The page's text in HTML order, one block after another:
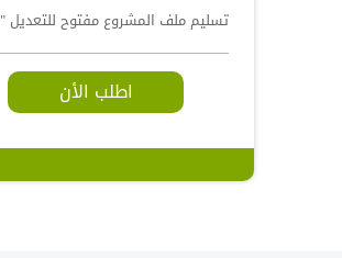
تسليم ملف المشروع مفتوح للتعديل "Word"
اطلب الأن